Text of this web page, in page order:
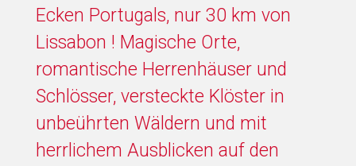
Ecken Portugals, nur 30 km von
Lissabon ! Magische Orte,
romantische Herrenhäuser und
Schlösser, versteckte Klöster in
unbeührten Wäldern und mit
herrlichem Ausblicken auf den